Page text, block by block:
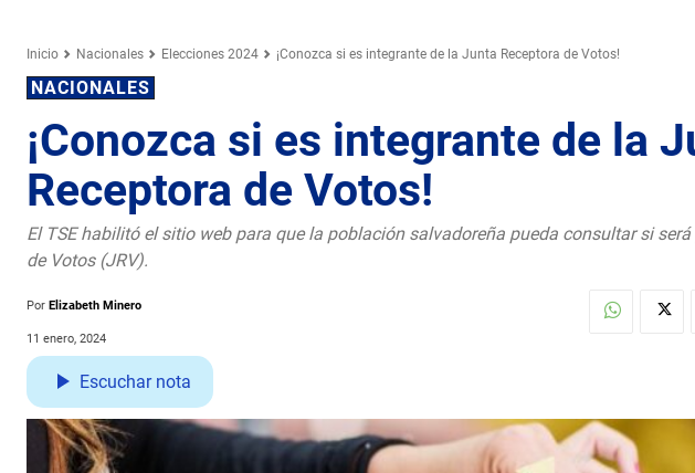
Inicio Nacionales Elecciones 2024 ¡Conozca si es integrante de la Junta Receptora de Votos!
NACIONALES
¡Conozca si es integrante de la
Receptora de Votos!
El TSE habilitó el sitio web para que la población salvadoreña pueda consultar si
de Votos (JRV).
Por Elizabeth Minero
11 enero, 2024
Escuchar nota